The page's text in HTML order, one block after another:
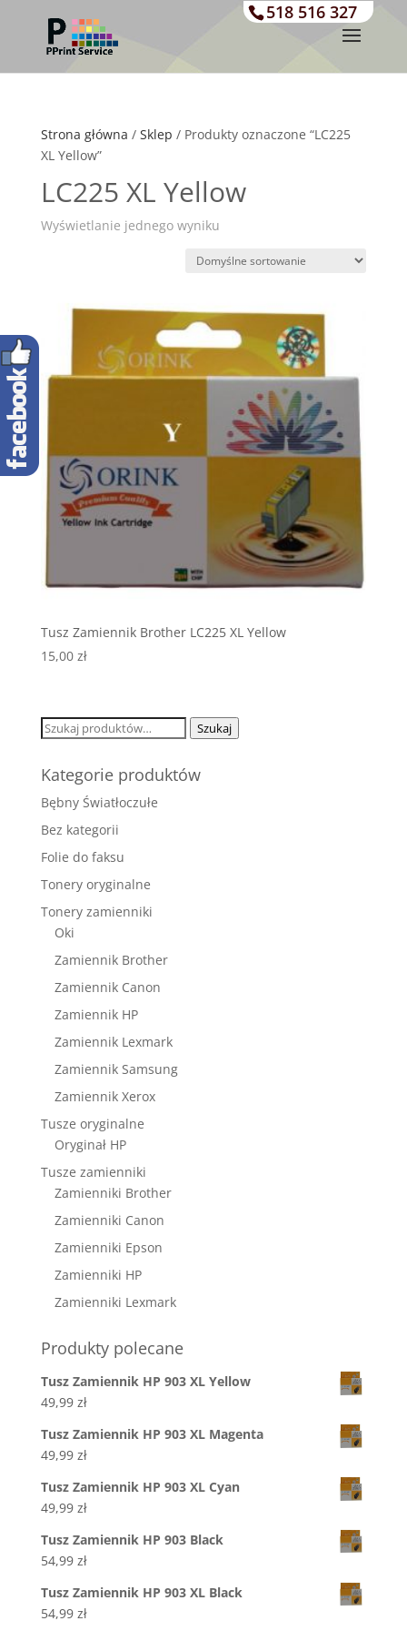
518 516 327
Strona główna / Sklep / Produkty oznaczone “LC225
XL Yellow”
LC225 XL Yellow
Wyświetlanie jednego wyniku
Tusz Zamiennik Brother LC225 XL Yellow
15,00 zł
Szukaj: Szukaj
Kategorie produktów
Bębny Światłoczułe
Bez kategorii
Folie do faksu
Tonery oryginalne
Tonery zamienniki
Oki
Zamiennik Brother
Zamiennik Canon
Zamiennik HP
Zamiennik Lexmark
Zamiennik Samsung
Zamiennik Xerox
Tusze oryginalne
Oryginał HP
Tusze zamienniki
Zamienniki Brother
Zamienniki Canon
Zamienniki Epson
Zamienniki HP
Zamienniki Lexmark
Produkty polecane
Tusz Zamiennik HP 903 XL Yellow
49,99 zł
Tusz Zamiennik HP 903 XL Magenta
49,99 zł
Tusz Zamiennik HP 903 XL Cyan
49,99 zł
Tusz Zamiennik HP 903 Black
54,99 zł
Tusz Zamiennik HP 903 XL Black
54,99 zł